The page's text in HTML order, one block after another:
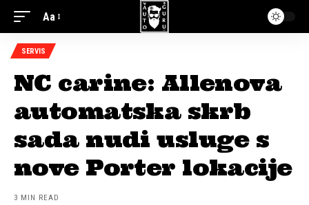
Aa
SERVIS
NC carine: Allenova
automatska skrb
sada nudi usluge s
nove Porter lokacije
3 MIN READ